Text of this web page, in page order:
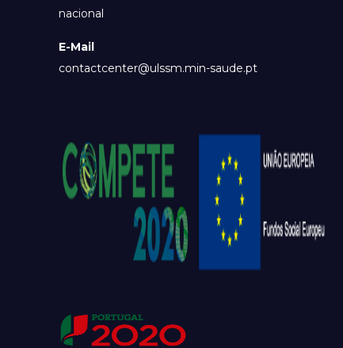
nacional
E-Mail
contactcenter@ulssm.min-saude.pt